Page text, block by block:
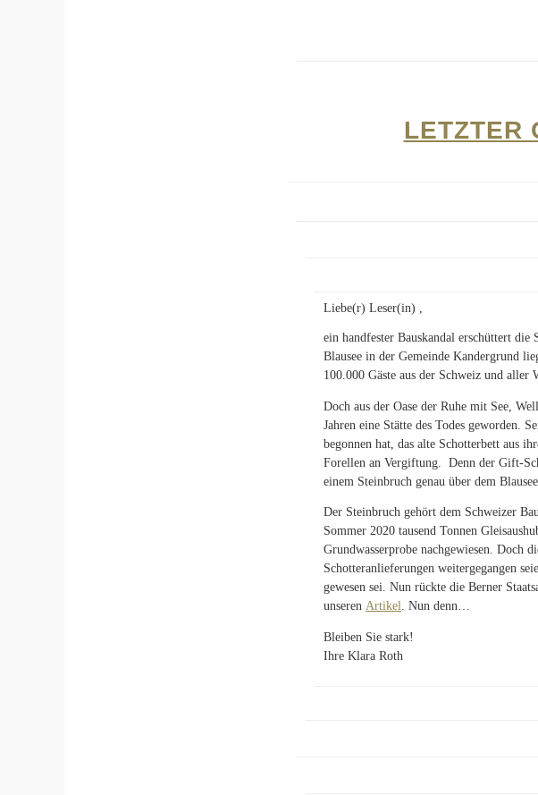
LETZTER
Liebe(r) Leser(in) ,
ein handfester Bauskandal erschüttert
Blausee in der Gemeinde Kandergrund
100.000 Gäste aus der Schweiz und aller
Doch aus der Oase der Ruhe mit See,
Jahren eine Stätte des Todes geworden.
begonnen hat, das alte Schotterbett aus
Forellen an Vergiftung. Denn der Gift-
einem Steinbruch genau über dem
Der Steinbruch gehört dem Schweizer
Sommer 2020 tausend Tonnen
Grundwasserprobe nachgewiesen. Doch
Schotteranlieferungen weitergegangen
gewesen sei. Nun rückte die Berner
unseren Artikel. Nun denn…
Bleiben Sie stark!
Ihre Klara Roth